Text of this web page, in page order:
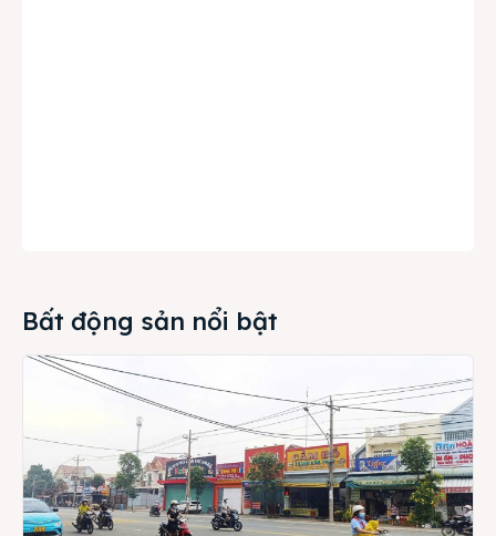
Bất động sản nổi bật